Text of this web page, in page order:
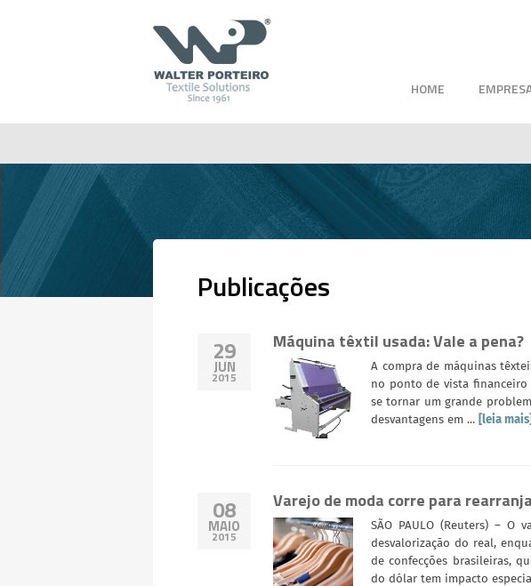
HOME
Publicações
29
JUN
2015
Máquina têxtil usada: Vale a pena?
A compra de máquinas
no ponto de vista financeiro
se tornar um grande
desvantagens em ...
[leia mais]
08
MAIO
2015
Varejo de moda corre para
SÃO PAULO (Reuters) –
desvalorização do real,
de confecções brasileiras,
do dólar tem impacto